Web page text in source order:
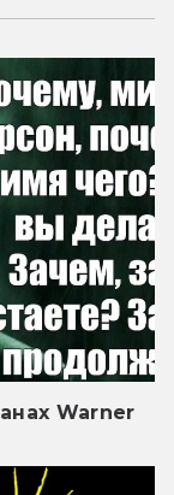
Warner